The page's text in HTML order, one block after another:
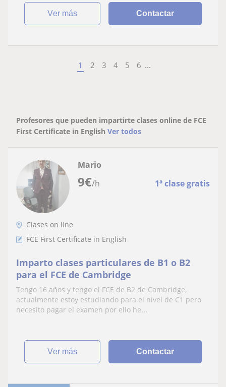
ver más Contactar
1 2 3 4 5 6 ...
Profesores que pueden impartirte clases online de FCE
First Certificate in English Ver todos
9€/h 1ª clase gratis
Mario
Clases on line
FCE First Certificate in English
Imparto clases particulares de B1 o B2
para el FCE de Cambridge
Tengo 16 años y tengo el FCE de B2 de Cambridge,
actualmente estoy estudiando para el nivel de C1 pero
necesito pagar el examen por ello he...
ver más Contactar